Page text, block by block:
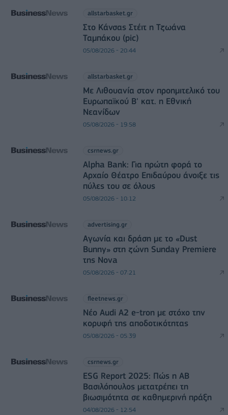
allstarbasket.gr
Στο Κάνσας Στέιτ η Τζωάνα
Ταμπάκου (pic)
05/08/2026 - 20:44
allstarbasket.gr
Με Λιθουανία στον προημιτελικό του
Ευρωπαϊκού Β' κατ. η Εθνική
Νεανίδων
05/08/2026 - 19:58
csrnews.gr
Alpha Bank: Για πρώτη φορά το
Αρχαίο Θέατρο Επιδαύρου άνοιξε τις
πύλες του σε όλους
05/08/2026 - 10:12
advertising.gr
Αγωνία και δράση με το «Dust
Bunny» στη ζώνη Sunday Premiere
της Nova
05/08/2026 - 07:21
fleetnews.gr
Νέο Audi A2 e-tron με στόχο την
κορυφή της αποδοτικότητας
05/08/2026 - 05:39
csrnews.gr
ESG Report 2025: Πώς η ΑΒ
Βασιλόπουλος μετατρέπει τη
βιωσιμότητα σε καθημερινή πράξη
04/08/2026 - 12:54